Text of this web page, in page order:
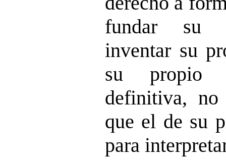
fundar su
inventar su
su propio
definitiva, no
que el de su
para